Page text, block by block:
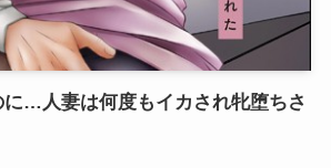
…人妻は何度もイカされ牝堕ちさ